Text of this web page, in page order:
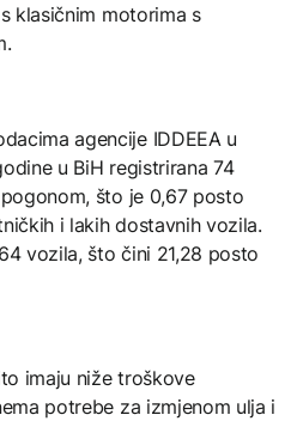
klasičnim motorima s
agencije IDDEEA u
u BiH registrirana 74
što je 0,67 posto
i lakih dostavnih vozila.
vozila, što čini 21,28 posto
imaju niže troškove
potrebe za izmjenom ulja i